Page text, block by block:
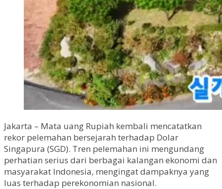
Jakarta – Mata uang Rupiah kembali mencatatkan
rekor pelemahan bersejarah terhadap Dolar
Singapura (SGD). Tren pelemahan ini mengundang
perhatian serius dari berbagai kalangan ekonomi dan
masyarakat Indonesia, mengingat dampaknya yang
luas terhadap perekonomian nasional.